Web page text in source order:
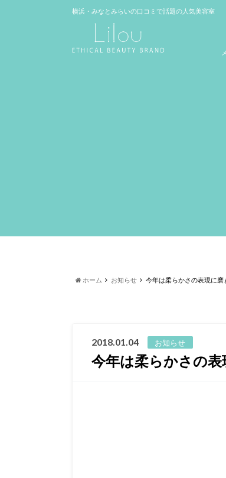
横浜・みなとみらいの口コミで話題の人気美容室
ホーム お知らせ 今年は柔らかさの表現に磨
2018.01.04 お知らせ
今年は柔らかさの